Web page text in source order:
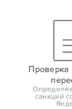
Проверка
санкций